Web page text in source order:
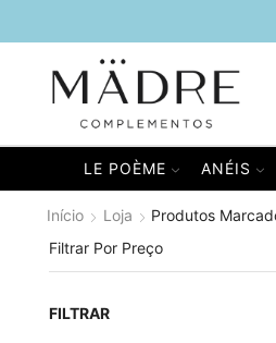
LE POÈME ANÉIS
Início Loja Produtos
Filtrar Por Preço
FILTRAR